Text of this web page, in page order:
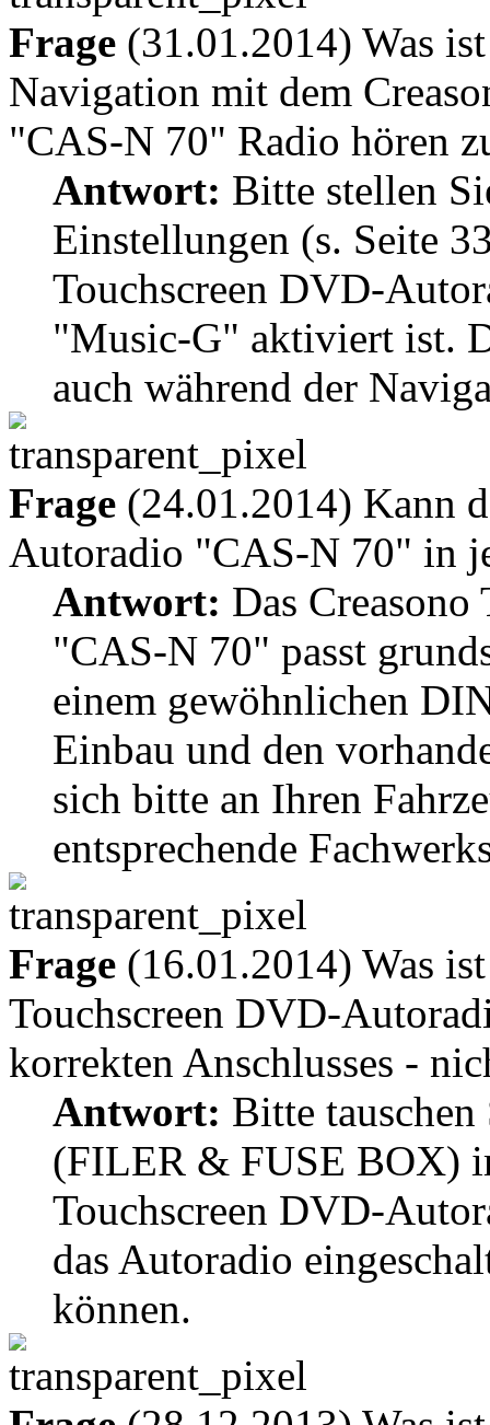
Frage (31.01.2014) Was
Navigation mit dem
"CAS-N 70" Radio hören
Antwort: Bitte stellen
Einstellungen (s. Seite
Touchscreen DVD-
"Music-G" aktiviert ist.
auch während der
Frage (24.01.2014) Kann
Autoradio "CAS-N 70" in
Antwort: Das
"CAS-N 70" passt
einem gewöhnlichen
Einbau und den
sich bitte an Ihren
entsprechende
Frage (16.01.2014) Was
Touchscreen DVD-
korrekten Anschlusses -
Antwort: Bitte
(FILER & FUSE BOX)
Touchscreen DVD-
das Autoradio
können.